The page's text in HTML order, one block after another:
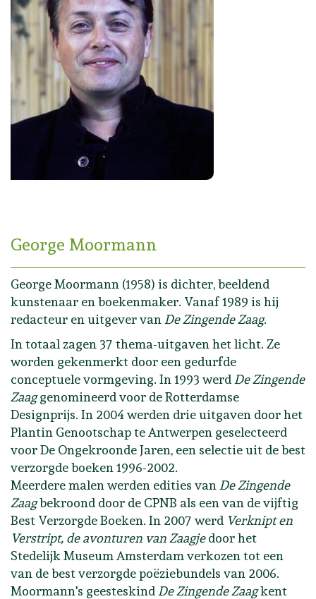
George Moormann
George Moormann (1958) is dichter, beeldend
kunstenaar en boekenmaker. Vanaf 1989 is hij
redacteur en uitgever van De Zingende Zaag.
In totaal zagen 37 thema-uitgaven het licht. Ze
worden gekenmerkt door een gedurfde
conceptuele vormgeving. In 1993 werd De Zingende
Zaaggenomineerd voor de Rotterdamse
Designprijs. In 2004 werden drie uitgaven door het
Plantin Genootschap te Antwerpen geselecteerd
voor De Ongekroonde Jaren, een selectie uit de best
verzorgde boeken 1996-2002.
Meerdere malen werden edities van De Zingende
Zaagbekroond door de CPNB als een van de vijftig
Best Verzorgde Boeken. In 2007 werd Verknipt en
Verstript, de avonturen van Zaagjedoor het
Stedelijk Museum Amsterdam verkozen tot een
van de best verzorgde poëziebundels van 2006.
Moormann's geesteskind De Zingende Zaagkent